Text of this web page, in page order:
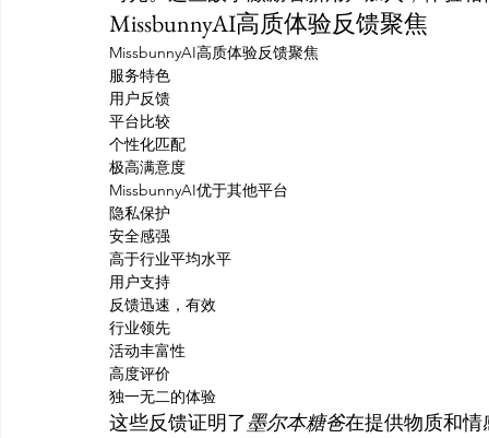
MissbunnyAI高质体验反馈聚焦
MissbunnyAI高质体验反馈聚焦
服务特色
用户反馈
平台比较
个性化匹配
极高满意度
MissbunnyAI优于其他平台
隐私保护
安全感强
高于行业平均水平
用户支持
反馈迅速，有效
行业领先
活动丰富性
高度评价
独一无二的体验
这些反馈证明了墨尔本糖爸在提供物质和